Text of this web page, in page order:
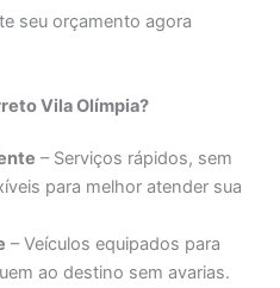
seu orçamento agora
Vila Olímpia?
– Serviços rápidos, sem
para melhor atender sua
– Veículos equipados para
ao destino sem avarias.